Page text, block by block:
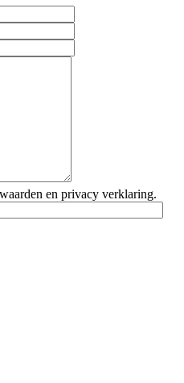
en privacy verklaring.